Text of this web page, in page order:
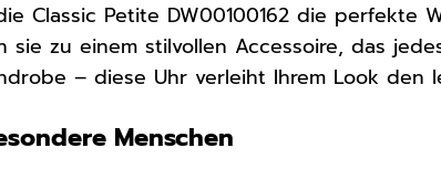
Classic Petite DW00100162 die perfekte
sie zu einem stilvollen Accessoire, das
– diese Uhr verleiht Ihrem Look den
Menschen